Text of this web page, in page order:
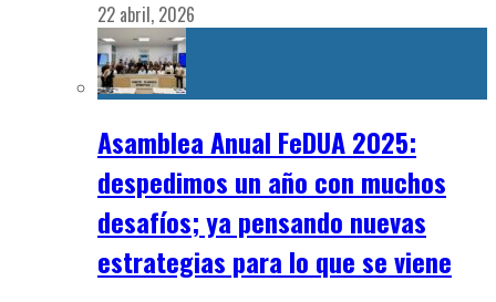
22 abril, 2026
Asamblea Anual FeDUA 2025:
despedimos un año con muchos
desafíos; ya pensando nuevas
estrategias para lo que se viene